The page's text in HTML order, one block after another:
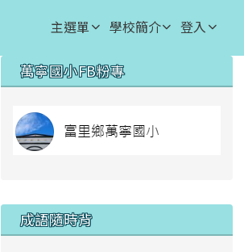
主選單 學校簡介 登入
⏸
右邊區域內容
萬寧國小FB粉專
成語隨時背